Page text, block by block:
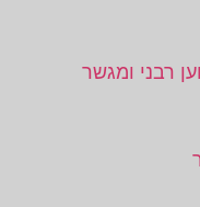
רבני ומגשר